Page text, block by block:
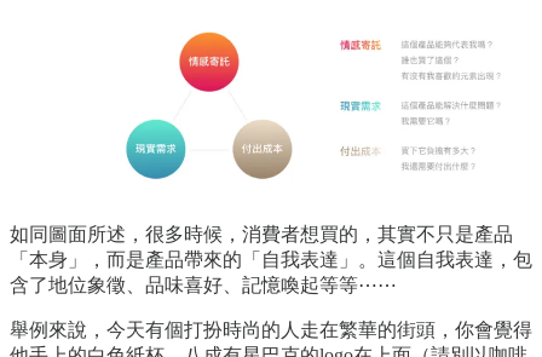
如同圖面所述，很多時候，消費者想買的，其實不只是產品
「本身」，而是產品帶來的「自我表達」。這個自我表達，包
含了地位象徵、品味喜好、記憶喚起等等⋯⋯
舉例來說，今天有個打扮時尚的人走在繁華的街頭，你會覺得